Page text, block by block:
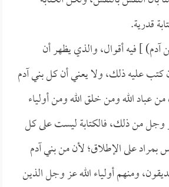
قدرية.
آدم) ] فيه أقوال، والذي يظهر أن
عليه ذلك، ولا يعني أن كل بني آدم
عباد الله ومن خلق الله ومن أولياء
وجل من ذلك، فالكتابة ليست على كل
بمراد على الإطلاق؛ لأن من بني آدم
ومنهم أولياء الله عز وجل الذين